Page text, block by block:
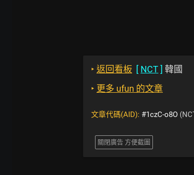
‣ 返回看板 [ NCT] 韓國
‣ 更多 ufun 的文章
文章代碼(AID): #1czC-o8O
關閉廣告 方便截圖